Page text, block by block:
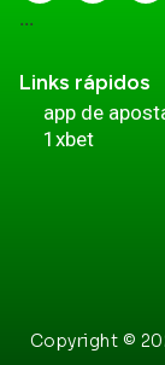
...
Links rápidos
app de
1xbet
Copyright ©